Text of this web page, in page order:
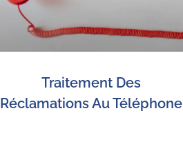
Traitement Des
Réclamations Au Téléphone